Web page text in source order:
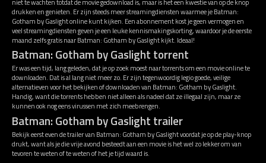
drukken en genieten. Er zijn steeds meer streamingdiensten waarmee je Batman:
Gotham by Gaslight online kunt kijken. Een abonnement kost je geen vermogen en
veel streamingdiensten geven je een leuke kennismakingskorting, waardoor je de eerste
maand zelfs gratis naar Batman: Gotham by Gaslight kijkt. Ideaal!
Batman: Gotham by Gaslight torrent
Er was een tijd, lang geleden, dat je op zoek moest naar torrents om een movie online te
downloaden. Dat is al lang niet meer zo. Er zijn tegenwoordig legio goede, veilige
alternatieven voor het bekijken of downloaden van Batman: Gotham by Gaslight.
Handig, want die torrents hebben niet alleen als nadeel dat ze illegaal zijn, maar ze
kunnen ook nog eens virussen met zich meebrengen.
Batman: Gotham by Gaslight trailer
Bekijk eerst even de trailer van Batman: Gotham by Gaslight voordat je op de play-knop
drukt, want als je die vrije avond besteedt aan een movie is het wel zo lekker om van
tevoren te weten of te weten of het je tijd waard is.